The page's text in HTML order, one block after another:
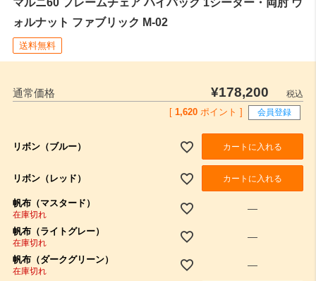
ォルナット ファブリック M-02
送料無料
通常価格 ¥178,200
税込
[ 1,620 ポイント ] 会員登録
リボン（ブルー） カートに入れる
リボン（レッド） カートに入れる
帆布（マスタード）
在庫切れ
—
帆布（ライトグレー）
在庫切れ
—
帆布（ダークグリーン）
在庫切れ
—